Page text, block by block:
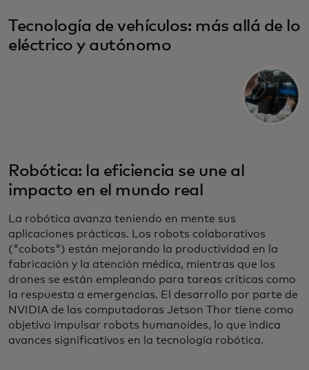
Tecnología de vehículos: más allá de lo
eléctrico y autónomo
Robótica: la eficiencia se une al
impacto en el mundo real
La robótica avanza teniendo en mente sus
aplicaciones prácticas. Los robots colaborativos
("cobots") están mejorando la productividad en la
fabricación y la atención médica, mientras que los
drones se están empleando para tareas críticas como
la respuesta a emergencias. El desarrollo por parte de
NVIDIA de las computadoras Jetson Thor tiene como
objetivo impulsar robots humanoides, lo que indica
avances significativos en la tecnología robótica.